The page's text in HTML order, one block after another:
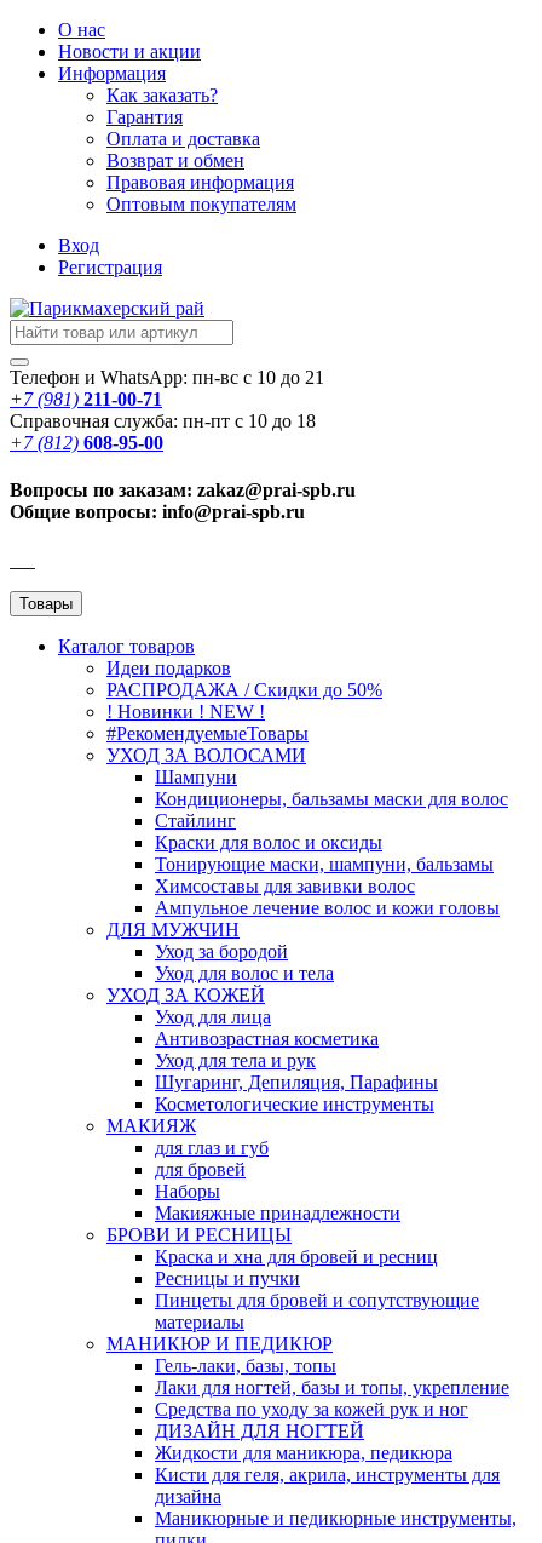
О нас
Новости и акции
Информация
Как заказать?
Гарантия
Оплата и доставка
Возврат и обмен
Правовая информация
Оптовым покупателям
Вход
Регистрация
Телефон и WhatsApp: пн-вс с 10 до 21
+7 (981) 211-00-71
Справочная служба: пн-пт с 10 до 18
+7 (812) 608-95-00
Вопросы по заказам: zakaz@prai-spb.ru
Общие вопросы: info@prai-spb.ru
Товары
Каталог товаров
Идеи подарков
РАСПРОДАЖА / Скидки до 50%
! Новинки ! NEW !
#РекомендуемыеТовары
УХОД ЗА ВОЛОСАМИ
Шампуни
Кондиционеры, бальзамы маски для волос
Стайлинг
Краски для волос и оксиды
Тонирующие маски, шампуни, бальзамы
Химсоставы для завивки волос
Ампульное лечение волос и кожи головы
ДЛЯ МУЖЧИН
Уход за бородой
Уход для волос и тела
УХОД ЗА КОЖЕЙ
Уход для лица
Антивозрастная косметика
Уход для тела и рук
Шугаринг, Депиляция, Парафины
Косметологические инструменты
МАКИЯЖ
для глаз и губ
для бровей
Наборы
Макияжные принадлежности
БРОВИ И РЕСНИЦЫ
Краска и хна для бровей и ресниц
Ресницы и пучки
Пинцеты для бровей и сопутствующие
материалы
МАНИКЮР И ПЕДИКЮР
Гель-лаки, базы, топы
Лаки для ногтей, базы и топы, укрепление
Средства по уходу за кожей рук и ног
ДИЗАЙН ДЛЯ НОГТЕЙ
Жидкости для маникюра, педикюра
Кисти для геля, акрила, инструменты для
дизайна
Маникюрные и педикюрные инструменты,